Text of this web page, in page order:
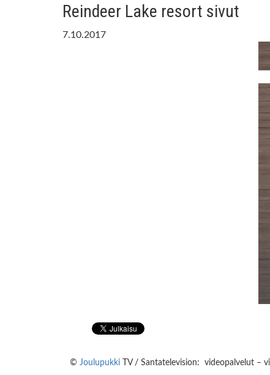
Reindeer Lake resort sivut
7.10.2017
© Joulupukki TV / Santatelevision: videopalvelut –